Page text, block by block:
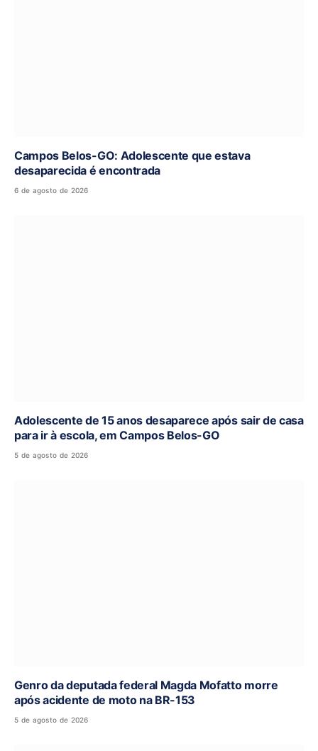
Campos Belos-GO: Adolescente que estava
desaparecida é encontrada
6 de agosto de 2026
Adolescente de 15 anos desaparece após sair de casa
para ir à escola, em Campos Belos-GO
5 de agosto de 2026
Genro da deputada federal Magda Mofatto morre
após acidente de moto na BR-153
5 de agosto de 2026